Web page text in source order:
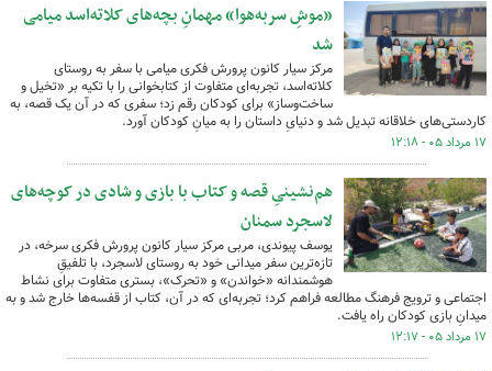
«موشِ سربه‌هوا» مهمانِ بچه‌های کلاته‌اسد میامی
شد
مرکز سیار کانون پرورش فکری میامی با سفر به روستای
کلاته‌اسد، تجربه‌ای متفاوت از کتابخوانی را با تکیه بر «تخیل و
ساخت‌وساز» برای کودکان رقم زد؛ سفری که در آن یک قصه، به
کاردستی‌های خلاقانه تبدیل شد و دنیایِ داستان را به میانِ کودکان آورد.
۱۷ مرداد ۰۵ - ۱۲:۱۸
هم‌نشینیِ قصه و کتاب با بازی و شادی در کوچه‌های
لاسجرد سمنان
یوسف پیوندی، مربی مرکز سیار کانون پرورش فکری سرخه، در
تازه‌ترین سفر میدانی خود به روستای لاسجرد، با تلفیقِ
هوشمندانه «خواندن» و «تحرک»، بستری متفاوت برای نشاط
اجتماعی و ترویج فرهنگ مطالعه فراهم کرد؛ تجربه‌ای که در آن، کتاب از قفسه‌ها خارج شد و به
میدانِ بازی کودکان راه یافت.
۱۷ مرداد ۰۵ - ۱۲:۱۷